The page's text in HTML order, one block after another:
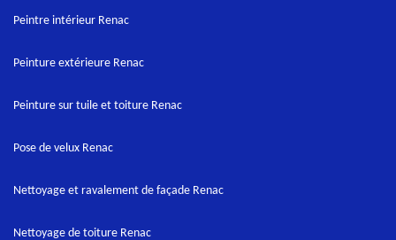
Peintre intérieur Renac
Peinture extérieure Renac
Peinture sur tuile et toiture Renac
Pose de velux Renac
Nettoyage et ravalement de façade Renac
Nettoyage de toiture Renac